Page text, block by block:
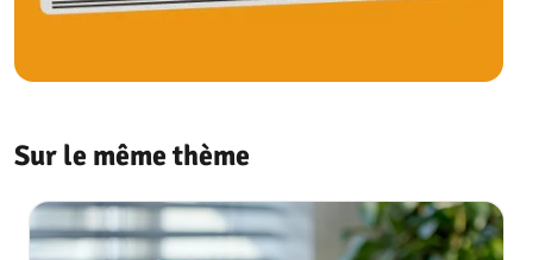
Sur le même thème